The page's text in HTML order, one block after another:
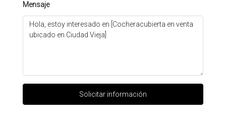
Mensaje
Solicitar información